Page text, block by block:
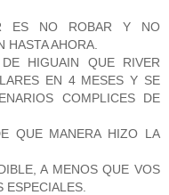
ES NO ROBAR Y NO
HASTA AHORA.
HIGUAIN QUE RIVER
EN 4 MESES Y SE
COMPLICES DE
QUE MANERA HIZO LA
A MENOS QUE VOS
ESPECIALES.